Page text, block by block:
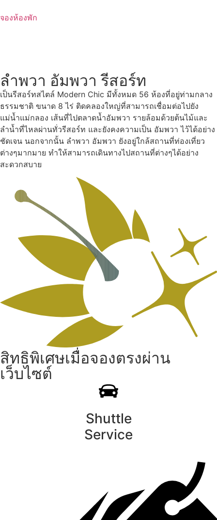
to
จองห้องพัก
ลำพวา อัมพวา รีสอร์ท
เป็นรีสอร์ทสไตล์ Modern Chic มีทั้งหมด 56 ห้องที่อยู่ท่ามกลาง
ธรรมชาติ ขนาด 8 ไร่ ติดคลองใหญ่ที่สามารถเชื่อมต่อไปยัง
แม่น้ำแม่กลอง เส้นที่ไปตลาดน้ำอัมพวา รายล้อมด้วยต้นไม้และ
ลำน้ำที่ไหลผ่านทั่วรีสอร์ท และยังคงความเป็น อัมพวา ไว้ได้อย่าง
ชัดเจน นอกจากนั้น ลำพวา อัมพวา ยังอยู่ใกล้สถานที่ท่องเที่ยว
ต่างๆมากมาย ทำให้สามารถเดินทางไปสถานที่ต่างๆได้อย่าง
สะดวกสบาย
สิทธิพิเศษเมื่อจองตรงผ่าน
เว็บไซต์
Shuttle
Service